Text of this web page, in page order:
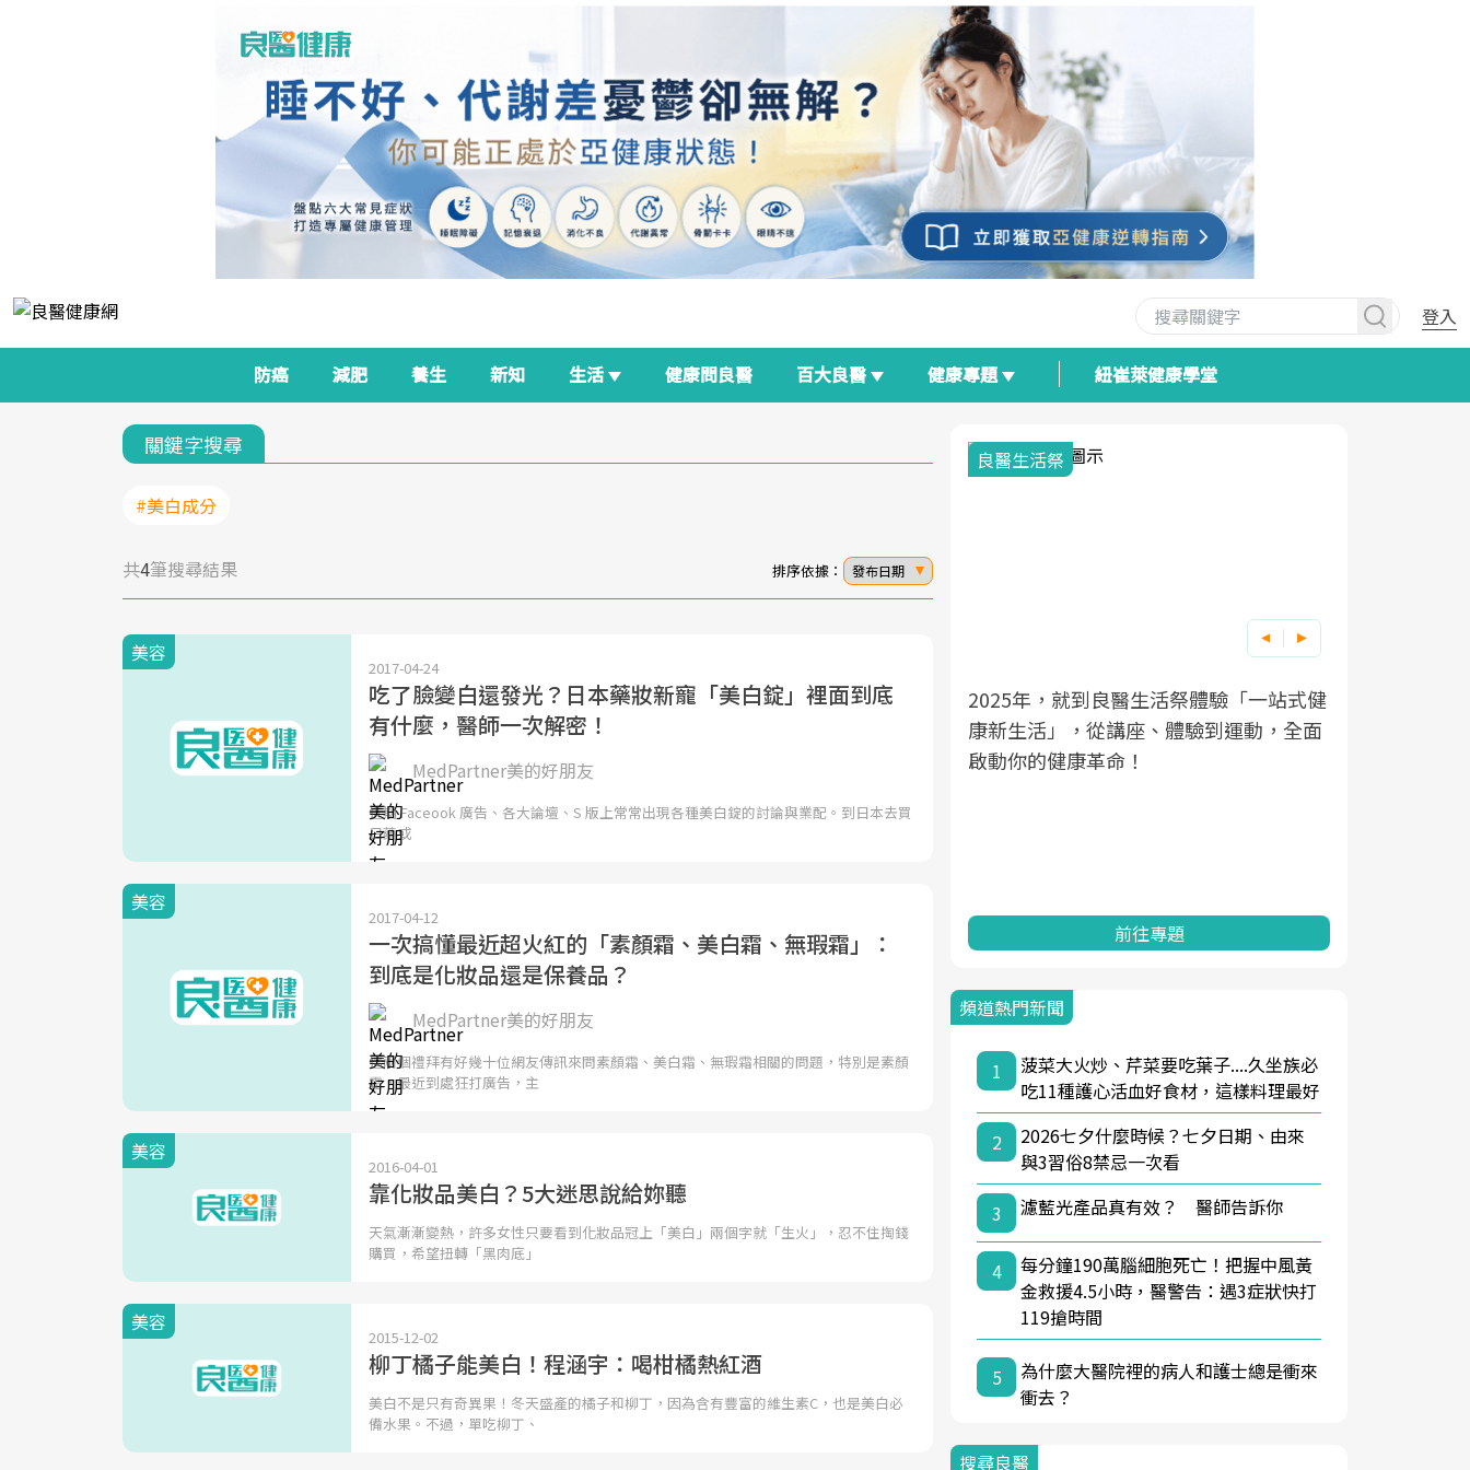
登入
防癌 減肥 養生 新知 生活 健康問良醫 百大良醫 健康專題 紐崔萊健康學堂
關鍵字搜尋
#美白成分
共4筆搜尋結果 排序依據： 發布日期
美容
2017-04-24
吃了臉變白還發光？日本藥妝新寵「美白錠」裡面到底
有什麼，醫師一次解密！
MedPartner美的好朋友
近期 Faceook 廣告、各大論壇、S 版上常常出現各種美白錠的討論與業配。到日本去買
日藥或
美容
2017-04-12
一次搞懂最近超火紅的「素顏霜、美白霜、無瑕霜」：
到底是化妝品還是保養品？
MedPartner美的好朋友
這兩個禮拜有好幾十位網友傳訊來問素顏霜、美白霜、無瑕霜相關的問題，特別是素顏
霜，最近到處狂打廣告，主
美容
2016-04-01
靠化妝品美白？5大迷思說給妳聽
天氣漸漸變熱，許多女性只要看到化妝品冠上「美白」兩個字就「生火」，忍不住掏錢
購買，希望扭轉「黑肉底」
美容
2015-12-02
柳丁橘子能美白！程涵宇：喝柑橘熱紅酒
美白不是只有奇異果！冬天盛產的橘子和柳丁，因為含有豐富的維生素C，也是美白必
備水果。不過，單吃柳丁、
面對超高齡社會的浪潮，台灣正在快速邁
向「健康照護」的新時代。隨著國家政策
如「健康台灣推動委員會」與「長照3.0」
心議題。然而，健檢不只是醫療院所的服
前往專題
良醫生活祭
2025年，就到良醫生活祭體驗「一站式健
康新生活」，從講座、體驗到運動，全面
啟動你的健康革命！
前往專題
頻道熱門新聞
1
菠菜大火炒、芹菜要吃葉子....久坐族必
吃11種護心活血好食材，這樣料理最好
2
2026七夕什麼時候？七夕日期、由來
與3習俗8禁忌一次看
3
濾藍光產品真有效？ 醫師告訴你
4
每分鐘190萬腦細胞死亡！把握中風黃
金救援4.5小時，醫警告：遇3症狀快打
119搶時間
5
為什麼大醫院裡的病人和護士總是衝來
衝去？
搜尋良醫